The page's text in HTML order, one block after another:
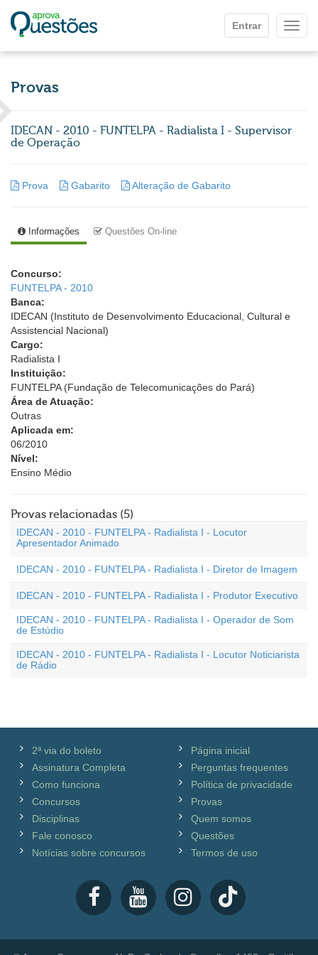
Entrar
Provas
IDECAN - 2010 - FUNTELPA - Radialista I - Supervisor
de Operação
Prova Gabarito Alteração de Gabarito
Informações Questões On-line
Concurso:
FUNTELPA - 2010
Banca:
IDECAN (Instituto de Desenvolvimento Educacional, Cultural e
Assistencial Nacional)
Cargo:
Radialista I
Instituição:
FUNTELPA (Fundação de Telecomunicações do Pará)
Área de Atuação:
Outras
Aplicada em:
06/2010
Nível:
Ensino Médio
Provas relacionadas (5)
IDECAN - 2010 - FUNTELPA - Radialista I - Locutor
Apresentador Animado
IDECAN - 2010 - FUNTELPA - Radialista I - Diretor de Imagem
IDECAN - 2010 - FUNTELPA - Radialista I - Produtor Executivo
IDECAN - 2010 - FUNTELPA - Radialista I - Operador de Som
de Estúdio
IDECAN - 2010 - FUNTELPA - Radialista I - Locutor Noticiarista
de Rádio
2ª via do boleto
Assinatura Completa
Como funciona
Concursos
Disciplinas
Fale conosco
Notícias sobre concursos
Página inicial
Perguntas frequentes
Política de privacidade
Provas
Quem somos
Questões
Termos de uso